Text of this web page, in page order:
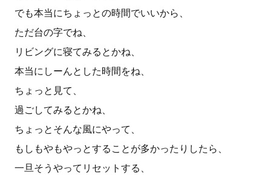
でも本当にちょっとの時間でいいから、
ただ台の字でね、
リビングに寝てみるとかね、
本当にしーんとした時間をね、
ちょっと見て、
過ごしてみるとかね、
ちょっとそんな風にやって、
もしもやもやっとすることが多かったりしたら、
一旦そうやってリセットする、